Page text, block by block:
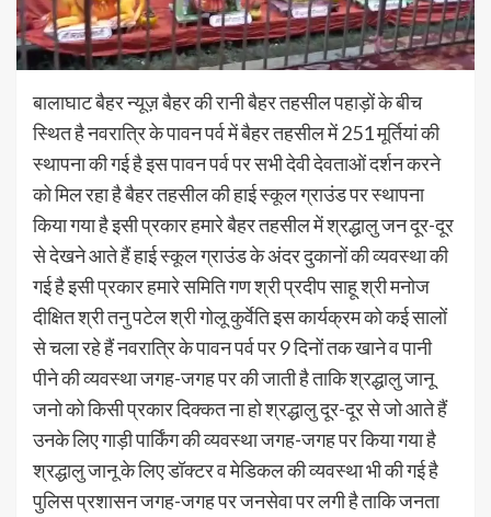
बालाघाट बैहर न्यूज़ बैहर की रानी बैहर तहसील पहाड़ों के बीच
स्थित है नवरात्रि के पावन पर्व में बैहर तहसील में 251 मूर्तियां की
स्थापना की गई है इस पावन पर्व पर सभी देवी देवताओं दर्शन करने
को मिल रहा है बैहर तहसील की हाई स्कूल ग्राउंड पर स्थापना
किया गया है इसी प्रकार हमारे बैहर तहसील में श्रद्धालु जन दूर-दूर
से देखने आते हैं हाई स्कूल ग्राउंड के अंदर दुकानों की व्यवस्था की
गई है इसी प्रकार हमारे समिति गण श्री प्रदीप साहू श्री मनोज
दीक्षित श्री तनु पटेल श्री गोलू कुर्वेति इस कार्यक्रम को कई सालों
से चला रहे हैं नवरात्रि के पावन पर्व पर 9 दिनों तक खाने व पानी
पीने की व्यवस्था जगह-जगह पर की जाती है ताकि श्रद्धालु जानू
जनो को किसी प्रकार दिक्कत ना हो श्रद्धालु दूर-दूर से जो आते हैं
उनके लिए गाड़ी पार्किंग की व्यवस्था जगह-जगह पर किया गया है
श्रद्धालु जानू के लिए डॉक्टर व मेडिकल की व्यवस्था भी की गई है
पुलिस प्रशासन जगह-जगह पर जनसेवा पर लगी है ताकि जनता